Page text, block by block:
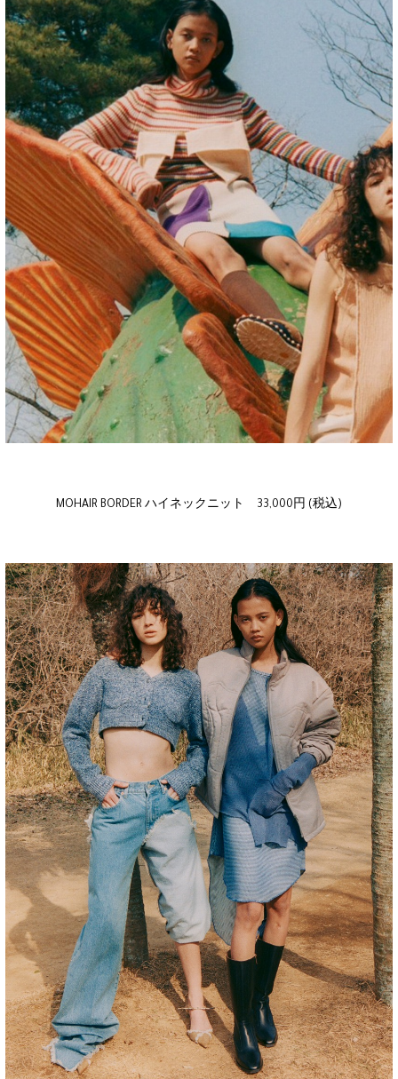
MOHAIR BORDER ハイネックニット 33,000円 (税込)